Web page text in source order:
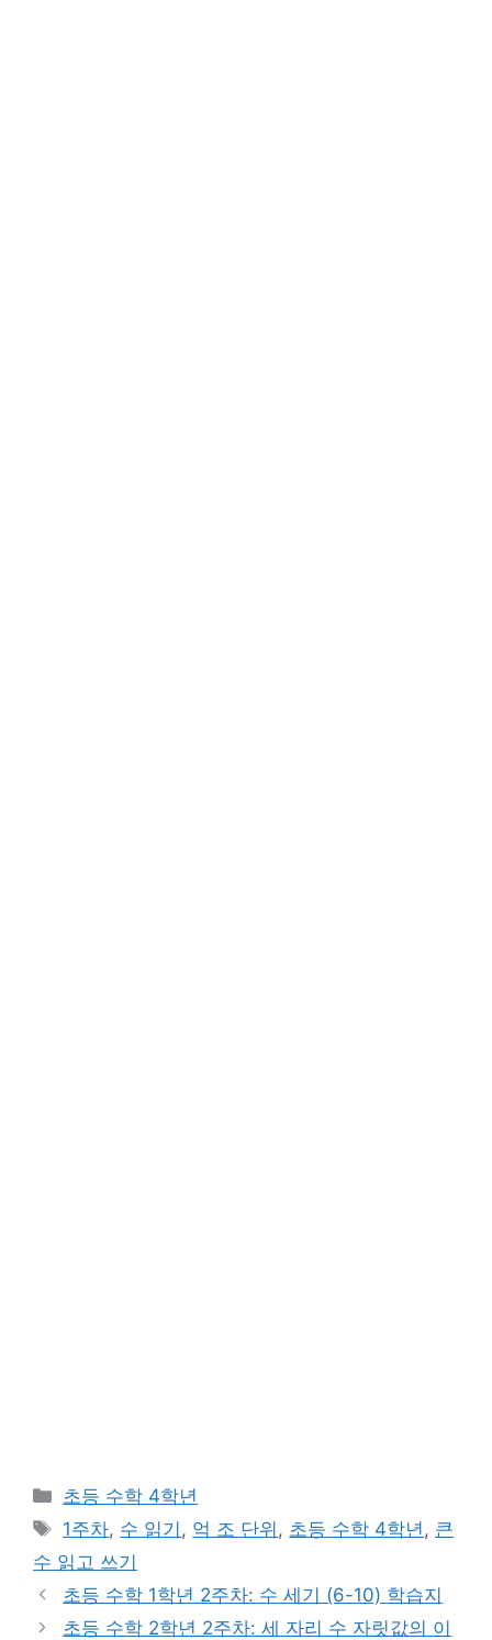
카
테
고
리
초등 수학 4학년
태
그
1주차, 수 읽기 , 억 조 단위 , 초등 수학 4학년 , 큰
수 읽고 쓰기
초등 수학 1학년 2주차: 수 세기 (6-10) 학습지
초등 수학 2학년 2주차: 세 자리 수 자릿값의 이